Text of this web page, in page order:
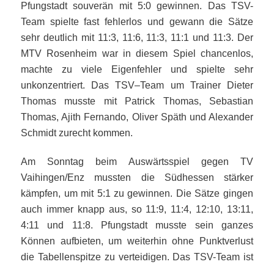
Pfungstadt souverän mit 5:0 gewinnen. Das TSV-
Team spielte fast fehlerlos und gewann die Sätze
sehr deutlich mit 11:3, 11:6, 11:3, 11:1 und 11:3. Der
MTV Rosenheim war in diesem Spiel chancenlos,
machte zu viele Eigenfehler und spielte sehr
unkonzentriert. Das TSV–Team um Trainer Dieter
Thomas musste mit Patrick Thomas, Sebastian
Thomas, Ajith Fernando, Oliver Späth und Alexander
Schmidt zurecht kommen.
Am Sonntag beim Auswärtsspiel gegen TV
Vaihingen/Enz mussten die Südhessen stärker
kämpfen, um mit 5:1 zu gewinnen. Die Sätze gingen
auch immer knapp aus, so 11:9, 11:4, 12:10, 13:11,
4:11 und 11:8. Pfungstadt musste sein ganzes
Können aufbieten, um weiterhin ohne Punktverlust
die Tabellenspitze zu verteidigen. Das TSV-Team ist